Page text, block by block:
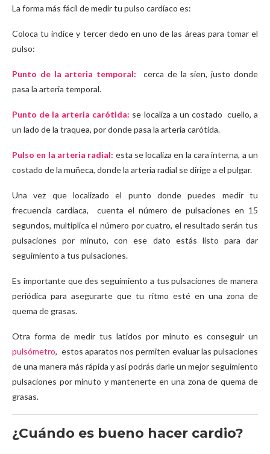
La forma más fácil de medir tu pulso cardíaco es:
Coloca tu índice y tercer dedo en uno de las áreas para tomar el
pulso:
Punto de la arteria temporal: cerca de la sien, justo donde
pasa la arteria temporal.
Punto de la arteria carótida: se localiza a un costado cuello, a
un lado de la traquea, por donde pasa la arteria carótida.
Pulso en la arteria radial: esta se localiza en la cara interna, a un
costado de la muñeca, donde la arteria radial se dirige a el pulgar.
Una vez que localizado el punto donde puedes medir tu
frecuencia cardíaca, cuenta el número de pulsaciones en 15
segundos, multiplica el número por cuatro, el resultado serán tus
pulsaciones por minuto, con ese dato estás listo para dar
seguimiento a tus pulsaciones.
Es importante que des seguimiento a tus pulsaciones de manera
periódica para asegurarte que tu ritmo esté en una zona de
quema de grasas.
Otra forma de medir tus latidos por minuto es conseguir un
pulsómetro, estos aparatos nos permiten evaluar las pulsaciones
de una manera más rápida y así podrás darle un mejor seguimiento
pulsaciones por minuto y mantenerte en una zona de quema de
grasas.
¿Cuándo es bueno hacer cardio?